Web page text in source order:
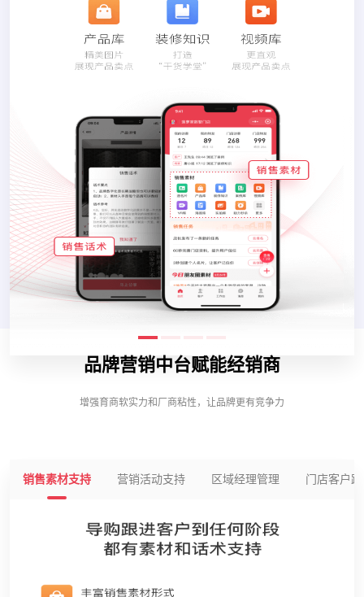
品牌营销中台赋能经销商
增强育商软实力和厂商粘性，让品牌更有竞争力
销售素材支持 营销活动支持 区域经理管理 门店客户